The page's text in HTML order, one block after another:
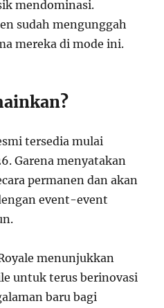
mendominasi.
sudah mengunggah
mereka di mode ini.
tersedia mulai
Garena menyatakan
permanen dan akan
event-event
menunjukkan
untuk terus berinovasi
baru bagi